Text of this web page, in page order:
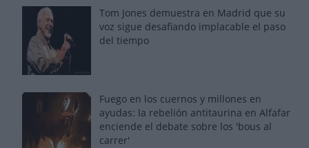
Tom Jones demuestra en Madrid que su
voz sigue desafiando implacable el paso
del tiempo
Fuego en los cuernos y millones en
ayudas: la rebelión antitaurina en Alfafar
enciende el debate sobre los 'bous al
carrer'